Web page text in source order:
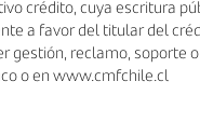
crédito, cuya escritura
a favor del titular del
gestión, reclamo, soporte
o en www.cmfchile.cl